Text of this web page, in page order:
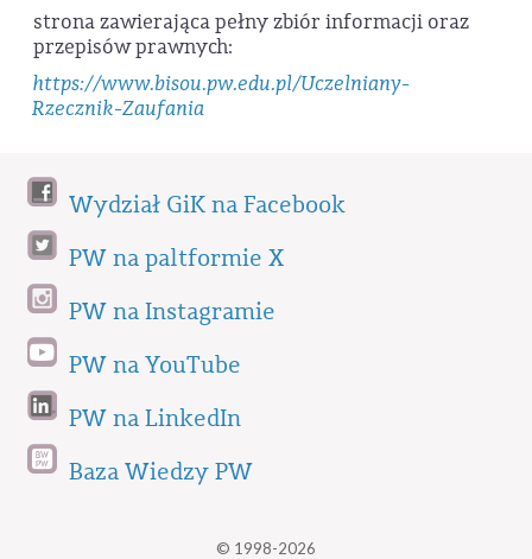
strona zawierająca pełny zbiór informacji oraz
przepisów prawnych:
https://www.bisou.pw.edu.pl/Uczelniany-
Rzecznik-Zaufania
Wydział GiK na Facebook
PW na paltformie X
PW na Instagramie
PW na YouTube
PW na LinkedIn
Baza Wiedzy PW
© 1998-2026